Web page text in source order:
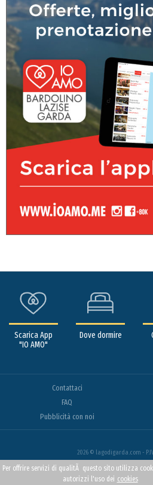
Scarica App
"IO AMO"
Dove dormire
Contattaci
FAQ
Pubblicità con noi
2026 © lagodigarda.com -
Per offrire servizi di qualitÃ questo sito utilizza
autorizzi l'uso dei cookies